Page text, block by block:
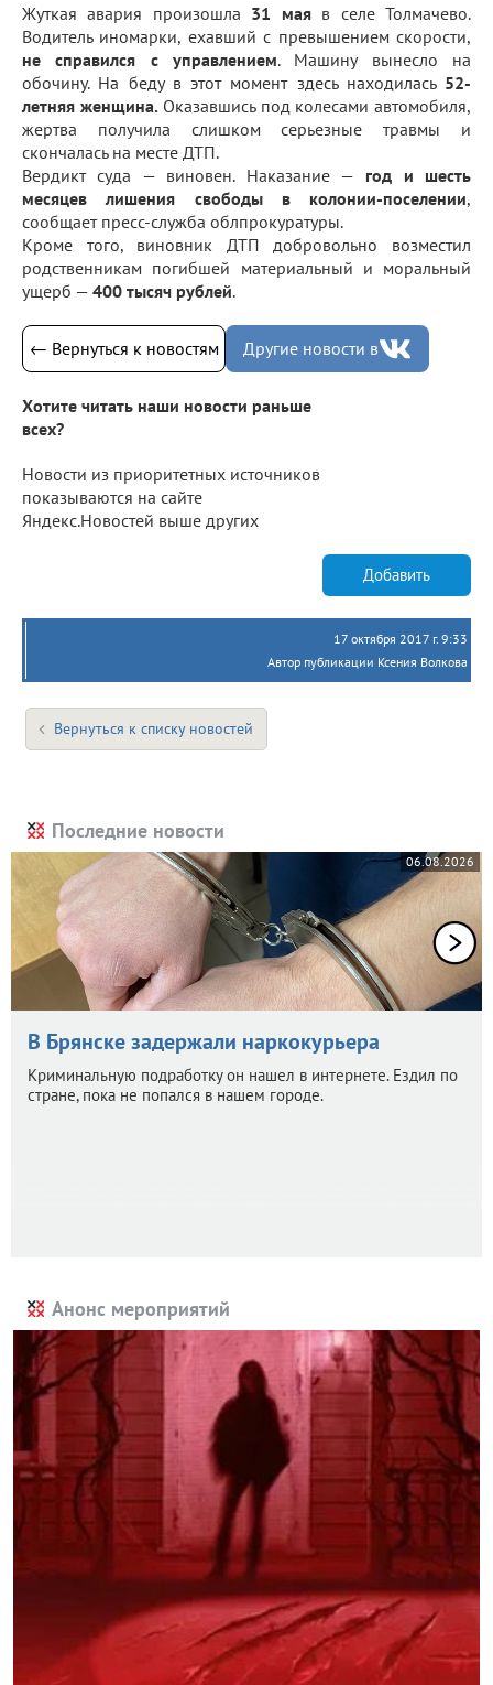
Жуткая авария произошла 31 маяв селе Толмачево.
Водитель иномарки, ехавший с превышением скорости,
не справился с управлением. Машину вынесло на
обочину. На беду в этот момент здесь находилась 52-
летняя женщина. Оказавшись под колесами автомобиля,
жертва получила слишком серьезные травмы и
скончалась на месте ДТП.
Вердикт суда — виновен. Наказание — год и шесть
месяцев лишения свободы в колонии-поселении,
сообщает пресс-служба облпрокуратуры.
Кроме того, виновник ДТП добровольно возместил
родственникам погибшей материальный и моральный
ущерб — 400 тысяч рублей.
← Вернуться к новостям Другие новости в
Хотите читать наши новости раньше
всех?
Новости из приоритетных источников
показываются на сайте
Яндекс.Новостей выше других
Добавить
17 октября 2017 г. 9:33
Автор публикации Ксения Волкова
Вернуться к списку новостей
Последние новости
06.08.2026
В Брянске задержали наркокурьера
Криминальную подработку он нашел в интернете. Ездил по
стране, пока не попался в нашем городе.
Анонс мероприятий